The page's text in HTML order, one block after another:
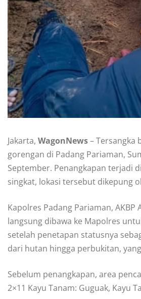
Jakarta, WagonNews– Tersangka
gorengan di Padang Pariaman,
September. Penangkapan terjadi
singkat, lokasi tersebut dikepung
Kapolres Padang Pariaman,
langsung dibawa ke Mapolres
setelah penetapan statusnya
dari hutan hingga perbukitan,
Sebelum penangkapan, area
2×11 Kayu Tanam: Guguak, Kayu